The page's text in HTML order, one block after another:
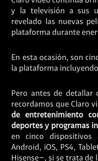
y la televisión a sus
revelado las nuevas
plataforma durante
En esta ocasión, son
la plataforma
Pero antes de detallar
recordamos que Claro
de entretenimiento
deportes y programas
en cinco
Android, iOS, PS4,
Hisense−, si se trata de